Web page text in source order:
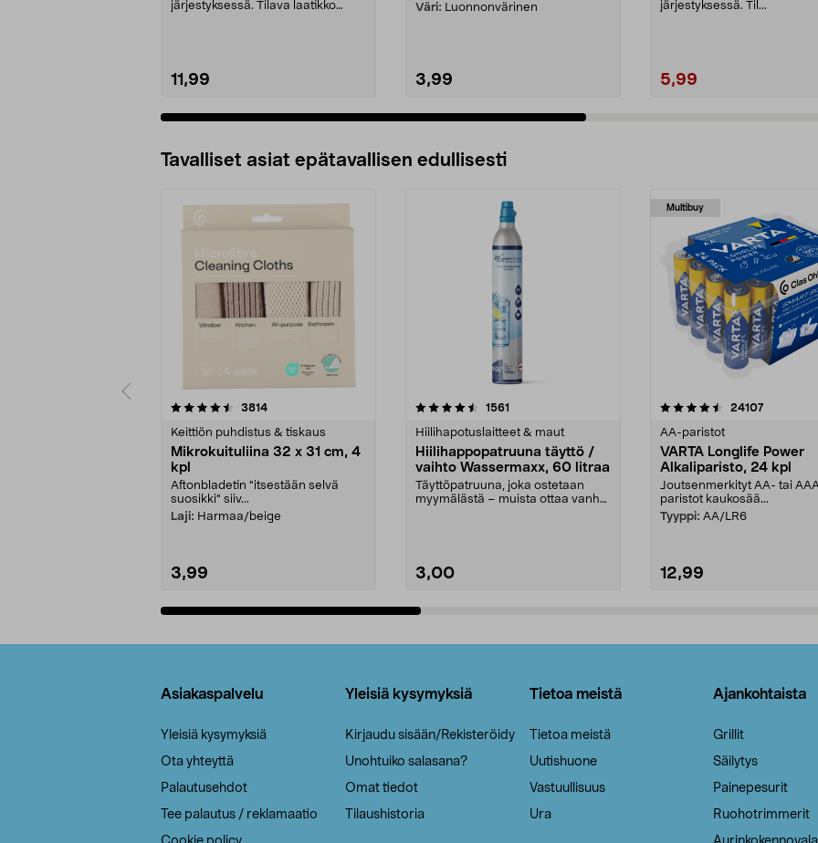
järjestyksessä. Tilava laatikko
11,99
Väri: Luonnonvärinen
3,99
järjestyksessä. Til...
5,99
Tavalliset asiat epätavallisen edullisesti
3814arvostelut
Keittiön puhdistus & tiskaus
Mikrokuituliina 32 x 31 cm, 4
kpl
Aftonbladetin "itsestään selvä
suosikki" siiv...
Laji: Harmaa/beige
3,99
4.5viidestä
1561
Hiilihapotuslaitteet & maut
Hiilihappopatruuna täyttö /
vaihto Wassermaxx, 60 litraa
Täyttöpatruuna, joka ostetaan
myymälästä – muista ottaa vanha
3,00
Multibuy
4.5viidestä
24107arvostelut
AA-paristot
VARTA Longlife Power
Alkaliparisto, 24 kpl
Joutsenmerkityt AA- tai
paristot kaukosää...
Tyyppi: AA/LR6
12,99
4.5viidestä
Asiakaspalvelu
Yleisiä kysymyksiä
Ota yhteyttä
Palautusehdot
Tee palautus / reklamaatio
Yleisiä kysymyksiä
Kirjaudu sisään/Rekisteröidy
Unohtuiko salasana?
Omat tiedot
Tilaushistoria
Tietoa meistä
Tietoa meistä
Uutishuone
Vastuullisuus
Ura
Ajankohtaista
Grillit
Säilytys
Painepesurit
Ruohotrimmerit